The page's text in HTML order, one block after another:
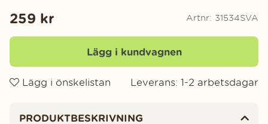
259 kr Artnr: 31534SVA
Lägg i kundvagnen
Lägg i önskelistan Leverans: 1-2 arbetsdagar
PRODUKTBESKRIVNING